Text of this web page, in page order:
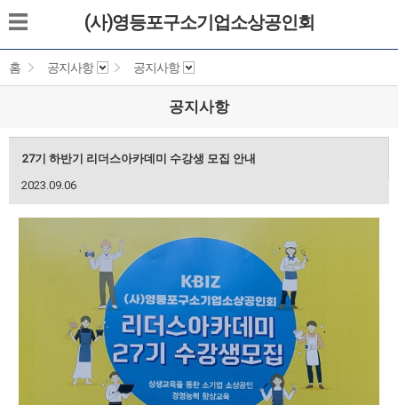
(사)영등포구소기업소상공인회
홈 공지사항 공지사항
공지사항
27기 하반기 리더스아카데미 수강생 모집 안내
2023.09.06